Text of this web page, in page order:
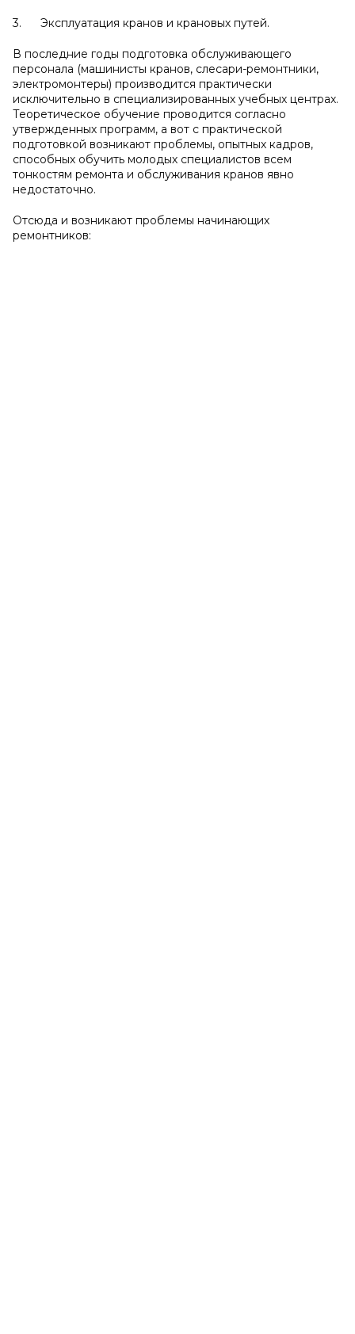
3. Эксплуатация кранов и крановых путей.
В последние годы подготовка обслуживающего
персонала (машинисты кранов, слесари-ремонтники,
электромонтеры) производится практически
исключительно в специализированных учебных центрах.
Теоретическое обучение проводится согласно
утвержденных программ, а вот с практической
подготовкой возникают проблемы, опытных кадров,
способных обучить молодых специалистов всем
тонкостям ремонта и обслуживания кранов явно
недостаточно.
Отсюда и возникают проблемы начинающих
ремонтников: